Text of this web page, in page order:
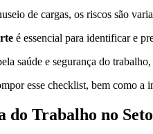
de cargas, os riscos são
é essencial para identificar e
saúde e segurança do
esse checklist, bem como a
do Trabalho no